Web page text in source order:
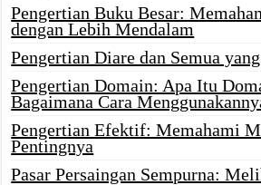
Pengertian Buku Besar:
dengan Lebih Mendalam
Pengertian Diare dan Semua
Pengertian Domain: Apa Itu
Bagaimana Cara
Pengertian Efektif: Memahami
Pentingnya
Pasar Persaingan Sempurna: